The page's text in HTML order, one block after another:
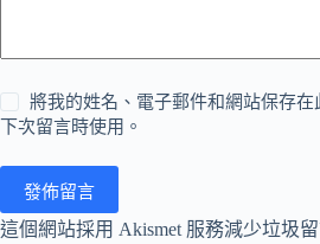
將我的姓名、電子郵件和網站保存在
下次留言時使用。
發佈留言
這個網站採用 Akismet 服務減少垃圾留